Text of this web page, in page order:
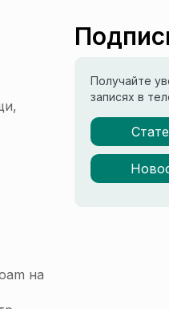
на
Получайте
записях в